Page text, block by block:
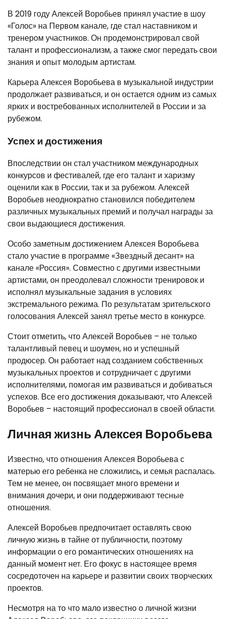
В 2019 году Алексей Воробьев принял участие в шоу
«Голос» на Первом канале, где стал наставником и
тренером участников. Он продемонстрировал свой
талант и профессионализм, а также смог передать свои
знания и опыт молодым артистам.
Карьера Алексея Воробьева в музыкальной индустрии
продолжает развиваться, и он остается одним из самых
ярких и востребованных исполнителей в России и за
рубежом.
Успех и достижения
Впоследствии он стал участником международных
конкурсов и фестивалей, где его талант и харизму
оценили как в России, так и за рубежом. Алексей
Воробьев неоднократно становился победителем
различных музыкальных премий и получал награды за
свои выдающиеся достижения.
Особо заметным достижением Алексея Воробьева
стало участие в программе «Звездный десант» на
канале «Россия». Совместно с другими известными
артистами, он преодолевал сложности тренировок и
исполнял музыкальные задания в условиях
экстремального режима. По результатам зрительского
голосования Алексей занял третье место в конкурсе.
Стоит отметить, что Алексей Воробьев – не только
талантливый певец и шоумен, но и успешный
продюсер. Он работает над созданием собственных
музыкальных проектов и сотрудничает с другими
исполнителями, помогая им развиваться и добиваться
успехов. Все его достижения доказывают, что Алексей
Воробьев – настоящий профессионал в своей области.
Личная жизнь Алексея Воробьева
Известно, что отношения Алексея Воробьева с
матерью его ребенка не сложились, и семья распалась.
Тем не менее, он посвящает много времени и
внимания дочери, и они поддерживают тесные
отношения.
Алексей Воробьев предпочитает оставлять свою
личную жизнь в тайне от публичности, поэтому
информации о его романтических отношениях на
данный момент нет. Его фокус в настоящее время
сосредоточен на карьере и развитии своих творческих
проектов.
Несмотря на то что мало известно о личной жизни